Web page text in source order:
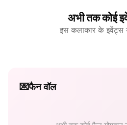
अभी तक कोई
इस कलाकार के इवेंट्स
💌फैन वॉल